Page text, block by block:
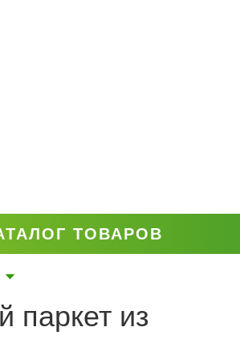
ТОВАРОВ
паркет из